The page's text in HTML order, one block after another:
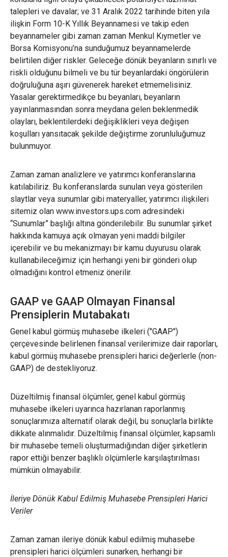
talepleri ve davalar; ve 31 Aralık 2022 tarihinde biten yıla
ilişkin Form 10-K Yıllık Beyannamesi ve takip eden
beyannameler gibi zaman zaman Menkul Kıymetler ve
Borsa Komisyonu’na sunduğumuz beyannamelerde
belirtilen diğer riskler. Geleceğe dönük beyanların sınırlı ve
riskli olduğunu bilmeli ve bu tür beyanlardaki öngörülerin
doğruluğuna aşırı güvenerek hareket etmemelisiniz.
Yasalar gerektirmedikçe bu beyanları, beyanların
yayınlanmasından sonra meydana gelen beklenmedik
olayları, beklentilerdeki değişiklikleri veya değişen
koşulları yansıtacak şekilde değiştirme zorunluluğumuz
bulunmuyor.
Zaman zaman analizlere ve yatırımcı konferanslarına
katılabiliriz. Bu konferanslarda sunulan veya gösterilen
slaytlar veya sunumlar gibi materyaller, yatırımcı ilişkileri
sitemiz olan www.investors.ups.com adresindeki
“Sunumlar” başlığı altına gönderilebilir. Bu sunumlar şirket
hakkında kamuya açık olmayan yeni maddi bilgiler
içerebilir ve bu mekanizmayı bir kamu duyurusu olarak
kullanabileceğimiz için herhangi yeni bir gönderi olup
olmadığını kontrol etmeniz önerilir.
GAAP ve GAAP Olmayan Finansal
Prensiplerin Mutabakatı
Genel kabul görmüş muhasebe ilkeleri ("GAAP")
çerçevesinde belirlenen finansal verilerimize dair raporları,
kabul görmüş muhasebe prensipleri harici değerlerle (non-
GAAP) de destekliyoruz.
Düzeltilmiş finansal ölçümler, genel kabul görmüş
muhasebe ilkeleri uyarınca hazırlanan raporlanmış
sonuçlarımıza alternatif olarak değil, bu sonuçlarla birlikte
dikkate alınmalıdır. Düzeltilmiş finansal ölçümler, kapsamlı
bir muhasebe temeli oluşturmadığından diğer şirketlerin
rapor ettiği benzer başlıklı ölçümlerle karşılaştırılması
mümkün olmayabilir.
İleriye Dönük Kabul Edilmiş Muhasebe Prensipleri Harici
Veriler
Zaman zaman ileriye dönük kabul edilmiş muhasebe
prensipleri harici ölçümleri sunarken, herhangi bir